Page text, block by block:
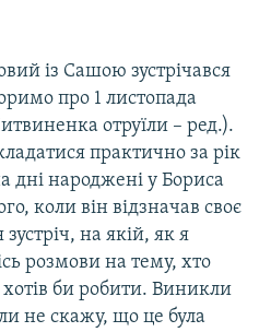
із Сашою зустрічався
про 1 листопада
отруїли – ред.).
практично за рік
дні народжені у Бориса
коли він відзначав своє
на якій, як я
розмови на тему, хто
би робити. Виникли
не скажу, що це була